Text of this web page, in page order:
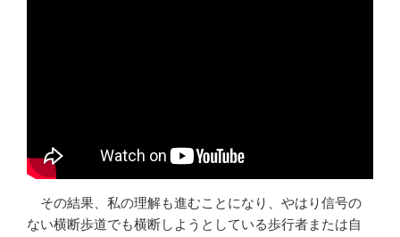
その結果、私の理解も進むことになり、やはり信号の
ない横断歩道でも横断しようとしている歩行者または自